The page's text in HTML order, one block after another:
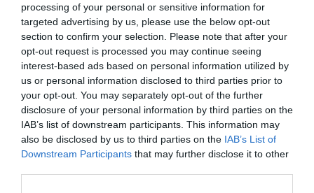
processing of your personal or sensitive information for
targeted advertising by us, please use the below opt-out
section to confirm your selection. Please note that after your
opt-out request is processed you may continue seeing
interest-based ads based on personal information utilized by
us or personal information disclosed to third parties prior to
your opt-out. You may separately opt-out of the further
disclosure of your personal information by third parties on the
IAB’s list of downstream participants. This information may
also be disclosed by us to third parties on the IAB’s List of
Downstream Participants that may further disclose it to other
miniszter arra is felhívta a figyelmet, hogy az Egyesült Államok
csaknem 100 szövetségi bírósági kerületéből 5 kerület bíráitól
származott a kormányzati lépések felfüggesztését eredményező
40 országos beavatkozásból 35. A miniszter szerint a szóban forgó
bírósági kerületekben dolgozó liberális bírók politikai alapú
beavatkozásairól volt szó.
Az Egyesült Államok Legfelsőbb Bírósága aktuális ülésszakának
utolsó napján számos ügyben hozott határozatot. Nagy várakozás
előzte meg azt a döntést, amely a szülők gyermekük iskolai
oktatásába való beleszólásának jogáról szólt egy Maryland
állambeli ügyben.
A Legfelsőbb Bíróság 6-3 arányú döntése értelmében a szülők